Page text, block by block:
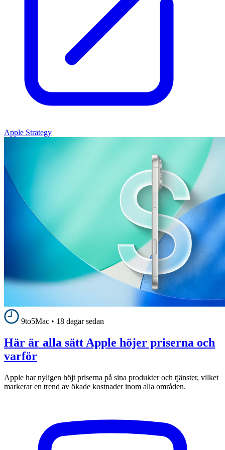
Apple Strategy
9to5Mac • 18 dagar sedan
Här är alla sätt Apple höjer priserna och
varför
Apple har nyligen höjt priserna på sina produkter och tjänster, vilket
markerar en trend av ökade kostnader inom alla områden.